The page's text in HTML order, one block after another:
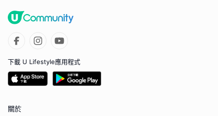
下載 U Lifestyle應用程式
關於